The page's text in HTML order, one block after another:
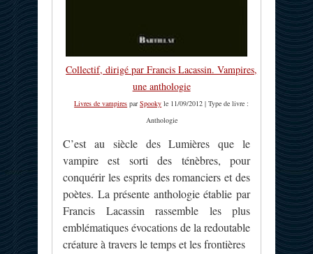
Collectif, dirigé par Francis Lacassin. Vampires,
une anthologie
Livres de vampires parSpooky le 11/09/2012 | Type de livre :
Anthologie
C’est au siècle des Lumières que le
vampire est sorti des ténèbres, pour
conquérir les esprits des romanciers et des
poètes. La présente anthologie établie par
Francis Lacassin rassemble les plus
emblématiques évocations de la redoutable
créature à travers le temps et les frontières